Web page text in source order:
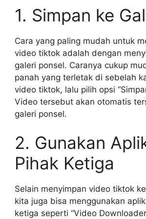
1. Simpan ke
Cara yang paling mudah untuk
video tiktok adalah dengan
galeri ponsel. Caranya cukup
panah yang terletak di sebelah
video tiktok, lalu pilih opsi
Video tersebut akan otomatis
galeri ponsel.
2. Gunakan
Pihak Ketiga
Selain menyimpan video tiktok
kita juga bisa menggunakan
ketiga seperti “Video